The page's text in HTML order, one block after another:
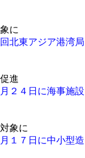
に
北東アジア港湾局
進
２４日に海事施設
象に
１７日に中小型造